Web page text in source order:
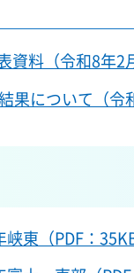
料（令和8年2
について（令
東（PDF：35KB